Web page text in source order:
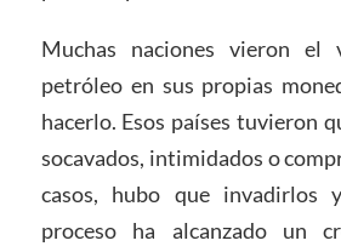
Muchas naciones vieron el
petróleo en sus propias
hacerlo. Esos países tuvieron
socavados, intimidados o
casos, hubo que invadirlos
proceso ha alcanzado un